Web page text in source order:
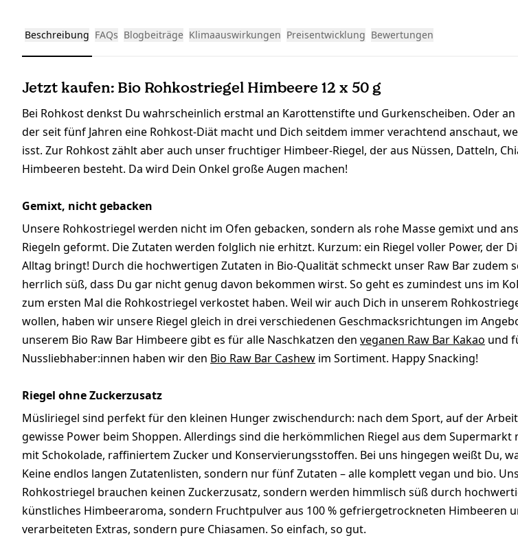
Beschreibung FAQs Blogbeiträge Klimaauswirkungen Preisentwicklung Bewertungen
Jetzt kaufen: Bio Rohkostriegel Himbeere 12 x 50 g
Bei Rohkost denkst Du wahrscheinlich erstmal an Karottenstifte und Gurkenscheiben. Oder an
der seit fünf Jahren eine Rohkost-Diät macht und Dich seitdem immer verachtend anschaut,
isst. Zur Rohkost zählt aber auch unser fruchtiger Himbeer-Riegel, der aus Nüssen, Datteln,
Himbeeren besteht. Da wird Dein Onkel große Augen machen!
Gemixt, nicht gebacken
Unsere Rohkostriegel werden nicht im Ofen gebacken, sondern als rohe Masse gemixt und
Riegeln geformt. Die Zutaten werden folglich nie erhitzt. Kurzum: ein Riegel voller Power, der
Alltag bringt! Durch die hochwertigen Zutaten in Bio-Qualität schmeckt unser Raw Bar zudem
herrlich süß, dass Du gar nicht genug davon bekommen wirst. So geht es zumindest uns im
zum ersten Mal die Rohkostriegel verkostet haben. Weil wir auch Dich in unserem
wollen, haben wir unsere Riegel gleich in drei verschiedenen Geschmacksrichtungen im
unserem Bio Raw Bar Himbeere gibt es für alle Naschkatzen den veganen Raw Bar Kakao und
Nussliebhaber:innen haben wir den Bio Raw Bar Cashew im Sortiment. Happy Snacking!
Riegel ohne Zuckerzusatz
Müsliriegel sind perfekt für den kleinen Hunger zwischendurch: nach dem Sport, auf der
gewisse Power beim Shoppen. Allerdings sind die herkömmlichen Riegel aus dem Supermarkt
mit Schokolade, raffiniertem Zucker und Konservierungsstoffen. Bei uns hingegen weißt Du,
Keine endlos langen Zutatenlisten, sondern nur fünf Zutaten – alle komplett vegan und bio.
Rohkostriegel brauchen keinen Zuckerzusatz, sondern werden himmlisch süß durch
künstliches Himbeeraroma, sondern Fruchtpulver aus 100 % gefriergetrockneten Himbeeren
verarbeiteten Extras, sondern pure Chiasamen. So einfach, so gut.